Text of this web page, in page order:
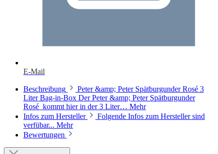
E-Mail
Beschreibung
Peter &amp; Peter Spätburgunder Rosé 3
Liter Bag-in-Box Der Peter &amp; Peter Spätburgunder
Rosé kommt hier in der 3 Liter… Mehr
Infos zum Hersteller
Folgende Infos zum Hersteller sind
verfübar... Mehr
Bewertungen